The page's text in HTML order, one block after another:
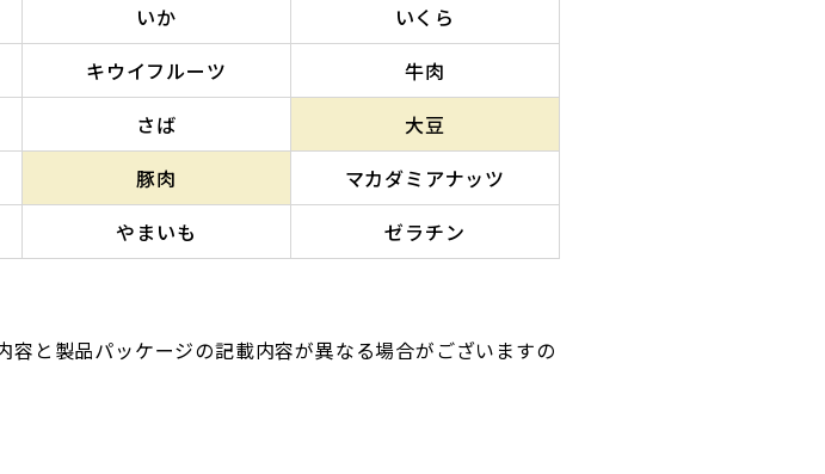
いか
いくら
キウイフルーツ
牛肉
さば
大豆
豚肉
マカダミアナッツ
やまいも ゼラチン
と製品パッケージの記載内容が異なる場合がございますの